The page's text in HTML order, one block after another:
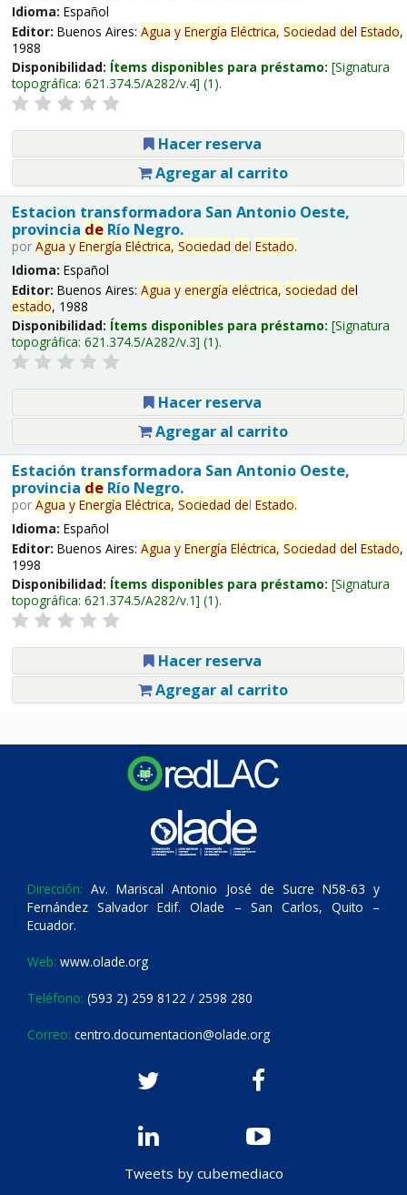
Idioma: Español
Editor: Buenos Aires: Agua y Energía Eléctrica, Sociedad del Estado,
1988
Disponibilidad: Ítems disponibles para préstamo: Signatura
topográfica: 621.374.5/A282/v.4 (1).
Hacer reserva
Agregar al carrito
Estacion transformadora San Antonio Oeste,
provincia deRío Negro.
por Agua y Energía Eléctrica, Sociedad del Estado.
Idioma: Español
Editor: Buenos Aires: Agua y energía eléctrica, sociedad del
estado, 1988
Disponibilidad: Ítems disponibles para préstamo: Signatura
topográfica: 621.374.5/A282/v.3 (1).
Hacer reserva
Agregar al carrito
Estación transformadora San Antonio Oeste,
provincia deRío Negro.
por Agua y Energía Eléctrica, Sociedad del Estado.
Idioma: Español
Editor: Buenos Aires: Agua y Energía Eléctrica, Sociedad del Estado,
1998
Disponibilidad: Ítems disponibles para préstamo: Signatura
topográfica: 621.374.5/A282/v.1 (1).
Hacer reserva
Agregar al carrito
Dirección: Av. Mariscal Antonio José de Sucre N58-63 y
Fernández Salvador Edif. Olade – San Carlos, Quito –
Ecuador.
Web: www.olade.org
Teléfono: (593 2) 259 8122 / 2598 280
Correo: centro.documentacion@olade.org
Tweets by cubemediaco